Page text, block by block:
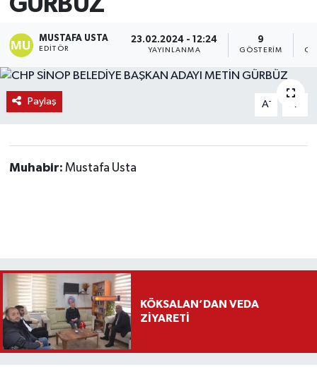
MUSTAFA USTA
EDITÖR
23.02.2024 - 12:24
YAYINLANMA
9
GÖSTERIM
Paylaş A- A
Muhabir: Mustafa Usta
KÖKSALAN’DAN VEDA
ZİYARETİ